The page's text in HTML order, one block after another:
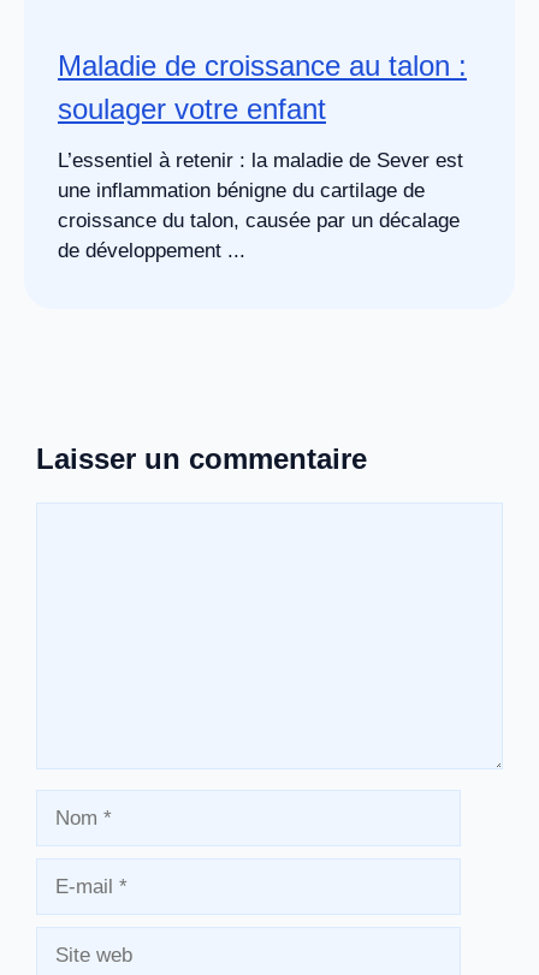
Maladie de croissance au talon :
soulager votre enfant
L’essentiel à retenir : la maladie de Sever est
une inflammation bénigne du cartilage de
croissance du talon, causée par un décalage
de développement ...
Laisser un commentaire